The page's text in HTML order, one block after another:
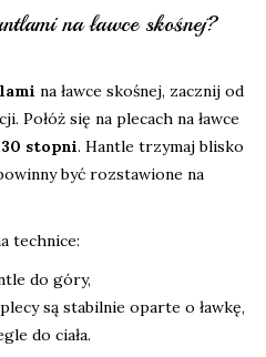
na ławce skośnej?
na ławce skośnej, zacznij od
Połóż się na plecach na ławce
30 stopni. Hantle trzymaj blisko
być rozstawione na
technice:
do góry,
są stabilnie oparte o ławkę,
do ciała.